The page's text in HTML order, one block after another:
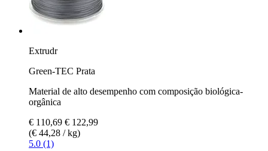
Extrudr
Green-TEC Prata
Material de alto desempenho com composição biológica-
orgânica
€ 110,69 € 122,99
(€ 44,28 / kg)
5.0 (1)